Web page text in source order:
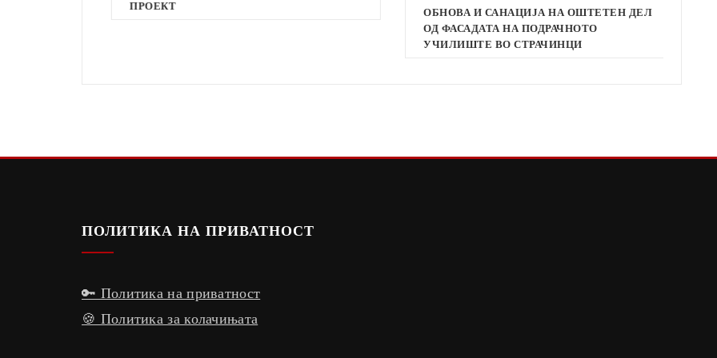
ПРОЕКТ
ОБНОВА И САНАЦИЈА НА ОШТЕТЕН ДЕЛ
ОД ФАСАДАТА НА ПОДРАЧНОТО
УЧИЛИШТЕ ВО СТРАЧИНЦИ
ПОЛИТИКА НА ПРИВАТНОСТ
🔑 Политика на приватност
🍪 Политика за колачињата